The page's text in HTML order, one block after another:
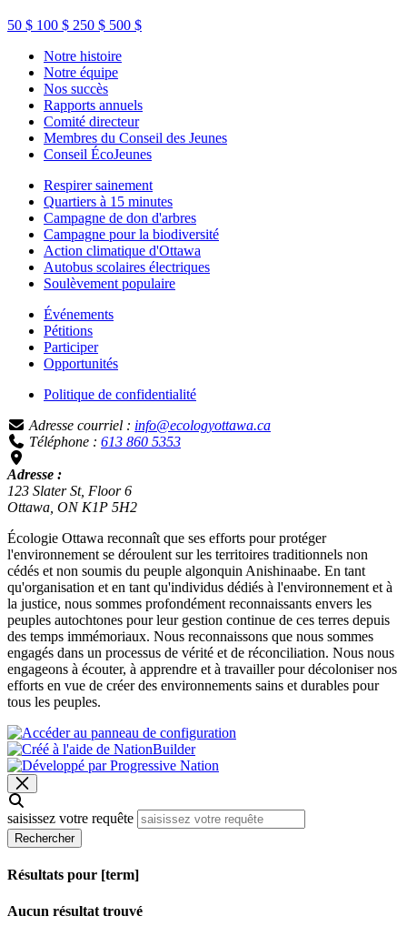
50 $ 100 $ 250 $ 500 $
Notre histoire
Notre équipe
Nos succès
Rapports annuels
Comité directeur
Membres du Conseil des Jeunes
Conseil ÉcoJeunes
Respirer sainement
Quartiers à 15 minutes
Campagne de don d'arbres
Campagne pour la biodiversité
Action climatique d'Ottawa
Autobus scolaires électriques
Soulèvement populaire
Événements
Pétitions
Participer
Opportunités
Politique de confidentialité
Adresse courriel : info@ecologyottawa.ca
Téléphone : 613 860 5353
Adresse :
123 Slater St, Floor 6
Ottawa, ON K1P 5H2
Écologie Ottawa reconnaît que ses efforts pour protéger
l'environnement se déroulent sur les territoires traditionnels non
cédés et non soumis du peuple algonquin Anishinaabe. En tant
qu'organisation et en tant qu'individus dédiés à l'environnement et à
la justice, nous sommes profondément reconnaissants envers les
peuples autochtones pour leur gestion continue de ces terres depuis
des temps immémoriaux. Nous reconnaissons que nous sommes
engagés dans un processus de vérité et de réconciliation. Nous nous
engageons à écouter, à apprendre et à travailler pour décoloniser nos
efforts en vue de créer des environnements sains et durables pour
tous les peuples.
saisissez votre requête
Rechercher
Résultats pour [term]
Aucun résultat trouvé